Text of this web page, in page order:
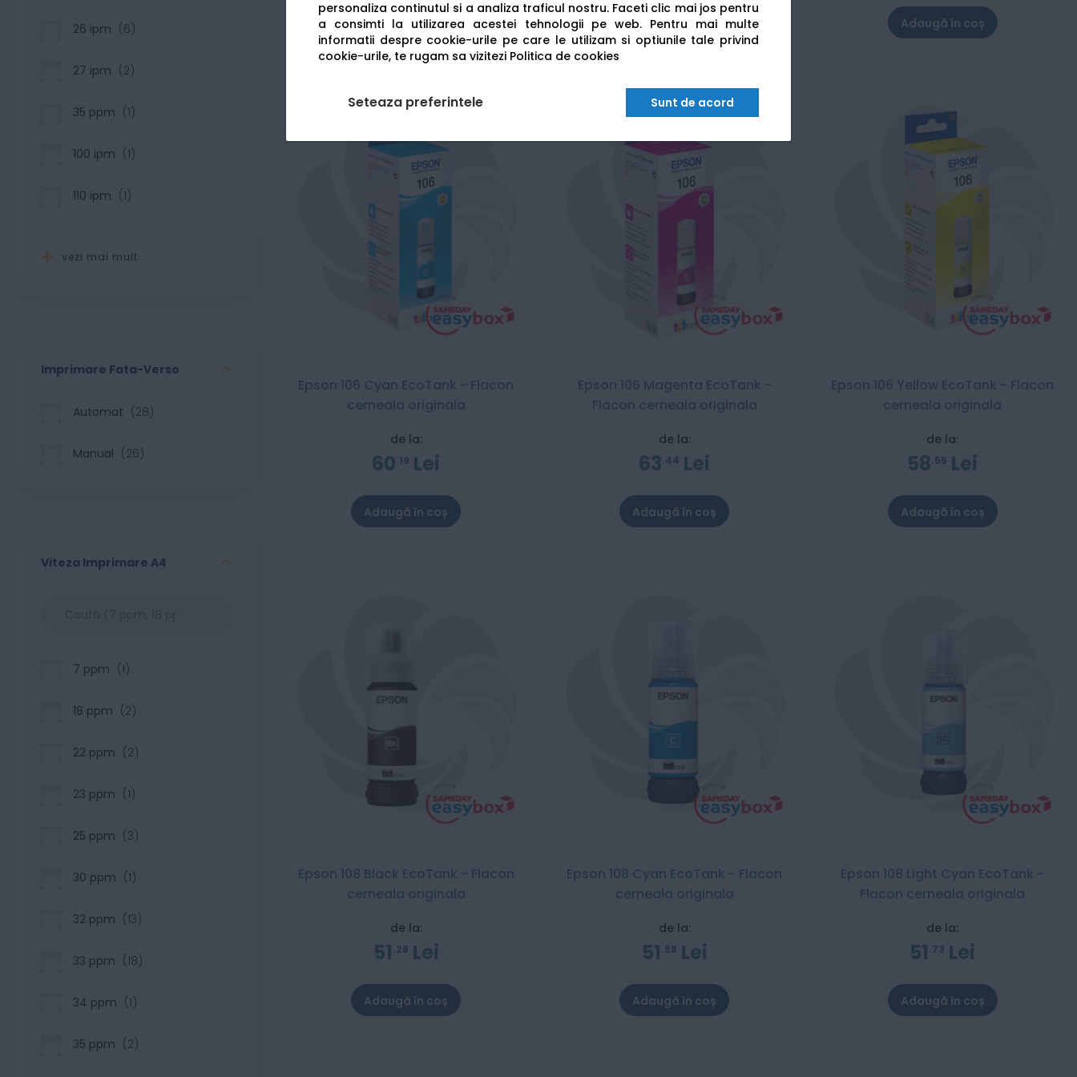
personaliza continutul si a analiza traficul nostru. Faceti clic mai jos pentru
a consimti la utilizarea acestei tehnologii pe web. Pentru mai multe
informatii despre cookie-urile pe care le utilizam si optiunile tale privind
cookie-urile, te rugam sa vizitezi Politica de cookies
Seteaza preferintele Sunt de acord
Adaugă în coș Adaugă în coș Adaugă în coș
Epson 106 Cyan EcoTank - Flacon
cerneala originala
de la:
60 19 Lei
Adaugă în coș
Epson 106 Magenta EcoTank -
Flacon cerneala originala
de la:
63 44 Lei
Adaugă în coș
Epson 106 Yellow EcoTank - Flacon
cerneala originala
de la:
58 55 Lei
Adaugă în coș
Epson 108 Black EcoTank - Flacon
cerneala originala
de la:
51 28 Lei
Adaugă în coș
Epson 108 Cyan EcoTank - Flacon
cerneala originala
de la:
51 98 Lei
Adaugă în coș
Epson 108 Light Cyan EcoTank -
Flacon cerneala originala
de la:
51 73 Lei
Adaugă în coș
26 ipm 6
27 ipm 2
35 ppm 1
100 ipm 1
110 ipm 1
vezi mai mult
Imprimare Fata-Verso
Automat 28
Manual 26
Viteza Imprimare A4
7 ppm 1
18 ppm 2
22 ppm 2
23 ppm 1
25 ppm 3
30 ppm 1
32 ppm 13
33 ppm 18
34 ppm 1
35 ppm 2